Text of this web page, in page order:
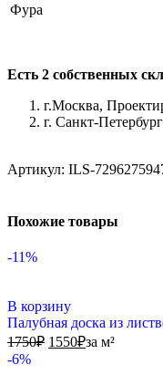
Фура
Есть 2 собственных
г.Москва,
г. Санкт-
Артикул: ILS-
Похожие товары
-11%
В корзину
Палубная доска из
1750₽ 1550₽за м²
-6%